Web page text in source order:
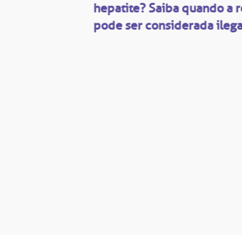
hepatite? Saiba quando a
pode ser considerada